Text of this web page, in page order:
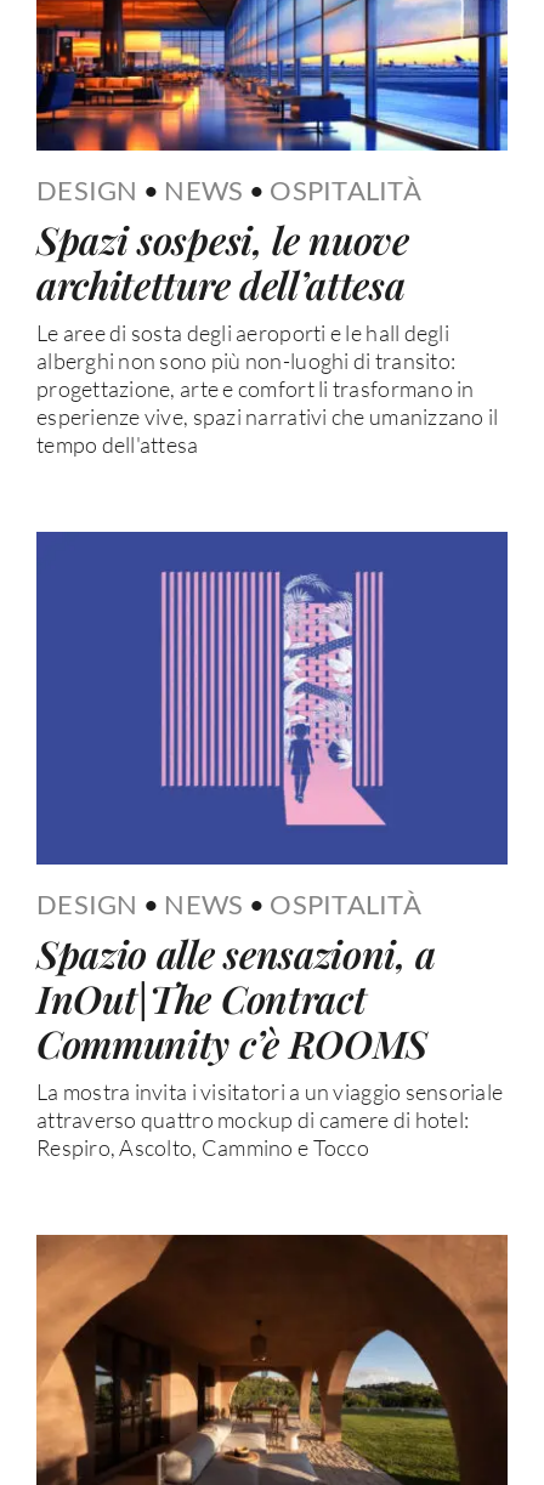
DESIGN • NEWS • OSPITALITÀ
Spazi sospesi, le nuove
architetture dell’attesa
Le aree di sosta degli aeroporti e le hall degli
alberghi non sono più non-luoghi di transito:
progettazione, arte e comfort li trasformano in
esperienze vive, spazi narrativi che umanizzano il
tempo dell'attesa
DESIGN • NEWS • OSPITALITÀ
Spazio alle sensazioni, a
InOut|The Contract
Community c’è ROOMS
La mostra invita i visitatori a un viaggio sensoriale
attraverso quattro mockup di camere di hotel:
Respiro, Ascolto, Cammino e Tocco